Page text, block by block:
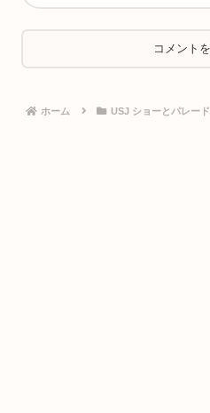
ホーム USJ ショーとパレード